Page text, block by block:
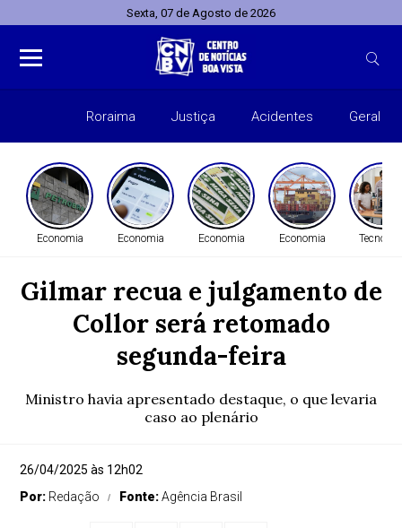
Sexta, 07 de Agosto de 2026
Roraima Justiça Acidentes Geral
Economia Economia Economia Economia
Gilmar recua e julgamento de
Collor será retomado
segunda-feira
Ministro havia apresentado destaque, o que levaria
caso ao plenário
26/04/2025 às 12h02
Por: Redação Fonte:Agência Brasil